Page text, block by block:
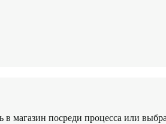
магазин посреди процесса или